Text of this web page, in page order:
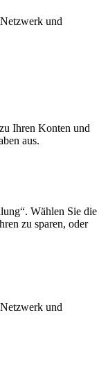
und
Ihren Konten und
aus.
Wählen Sie die
zu sparen, oder
und